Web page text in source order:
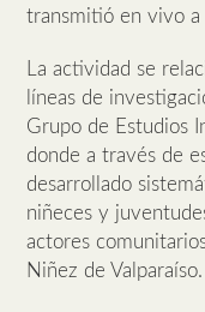
transmitió en vivo
La actividad se
líneas de
Grupo de Estudios
donde a través de
desarrollado
niñeces y
actores
Niñez de Valparaíso.